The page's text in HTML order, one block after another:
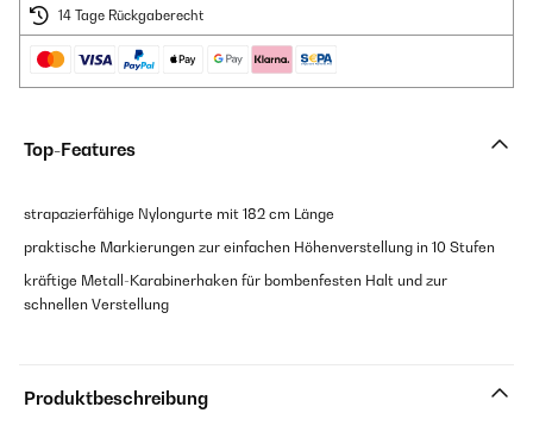
14 Tage Rückgaberecht
Top-Features
strapazierfähige Nylongurte mit 182 cm Länge
praktische Markierungen zur einfachen Höhenverstellung in 10 Stufen
kräftige Metall-Karabinerhaken für bombenfesten Halt und zur
schnellen Verstellung
Produktbeschreibung